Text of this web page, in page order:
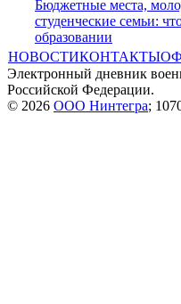
Бюджетные места,
студенческие семьи:
образовании
НОВОСТИКОНТАКТЫ
Электронный дневник
Российской Федерации.
© 2026 ООО Нинтегра;